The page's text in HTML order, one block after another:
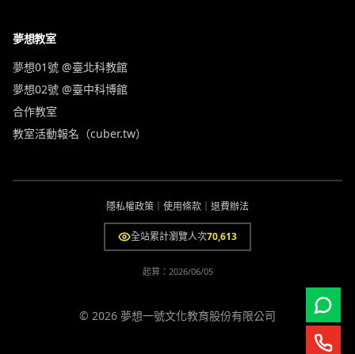
夢想教室
夢想01號 @臺北科教館
夢想02號 @臺中科博館
合作教室
教室活動報名（cuber.tw）
隱私權政策 使用條款 退費辦法
全站累計瀏覽人次70,613
起算： 2026/06/05
© 2026 夢想一號文化教育股份有限公司